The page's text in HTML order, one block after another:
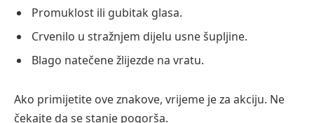
Promuklost ili gubitak glasa.
Crvenilo u stražnjem dijelu usne šupljine.
Blago natečene žlijezde na vratu.
Ako primijetite ove znakove, vrijeme je za akciju. Ne
čekajte da se stanje pogorša.